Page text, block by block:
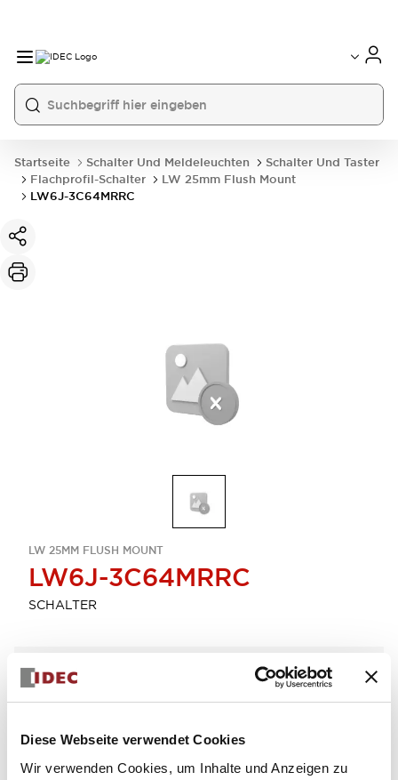
Diese Webseite verwendet Cookies
Wir verwenden Cookies, um Inhalte und Anzeigen zu
Startseite Schalter Und Meldeleuchten
Schalter Und Taster
Flachprofil-Schalter
LW 25mm Flush Mount
LW6J-3C64MRRC
LW 25MM FLUSH MOUNT
LW6J-3C64MRRC
SCHALTER
Menge auswählen
zum Zitat hinzufügen